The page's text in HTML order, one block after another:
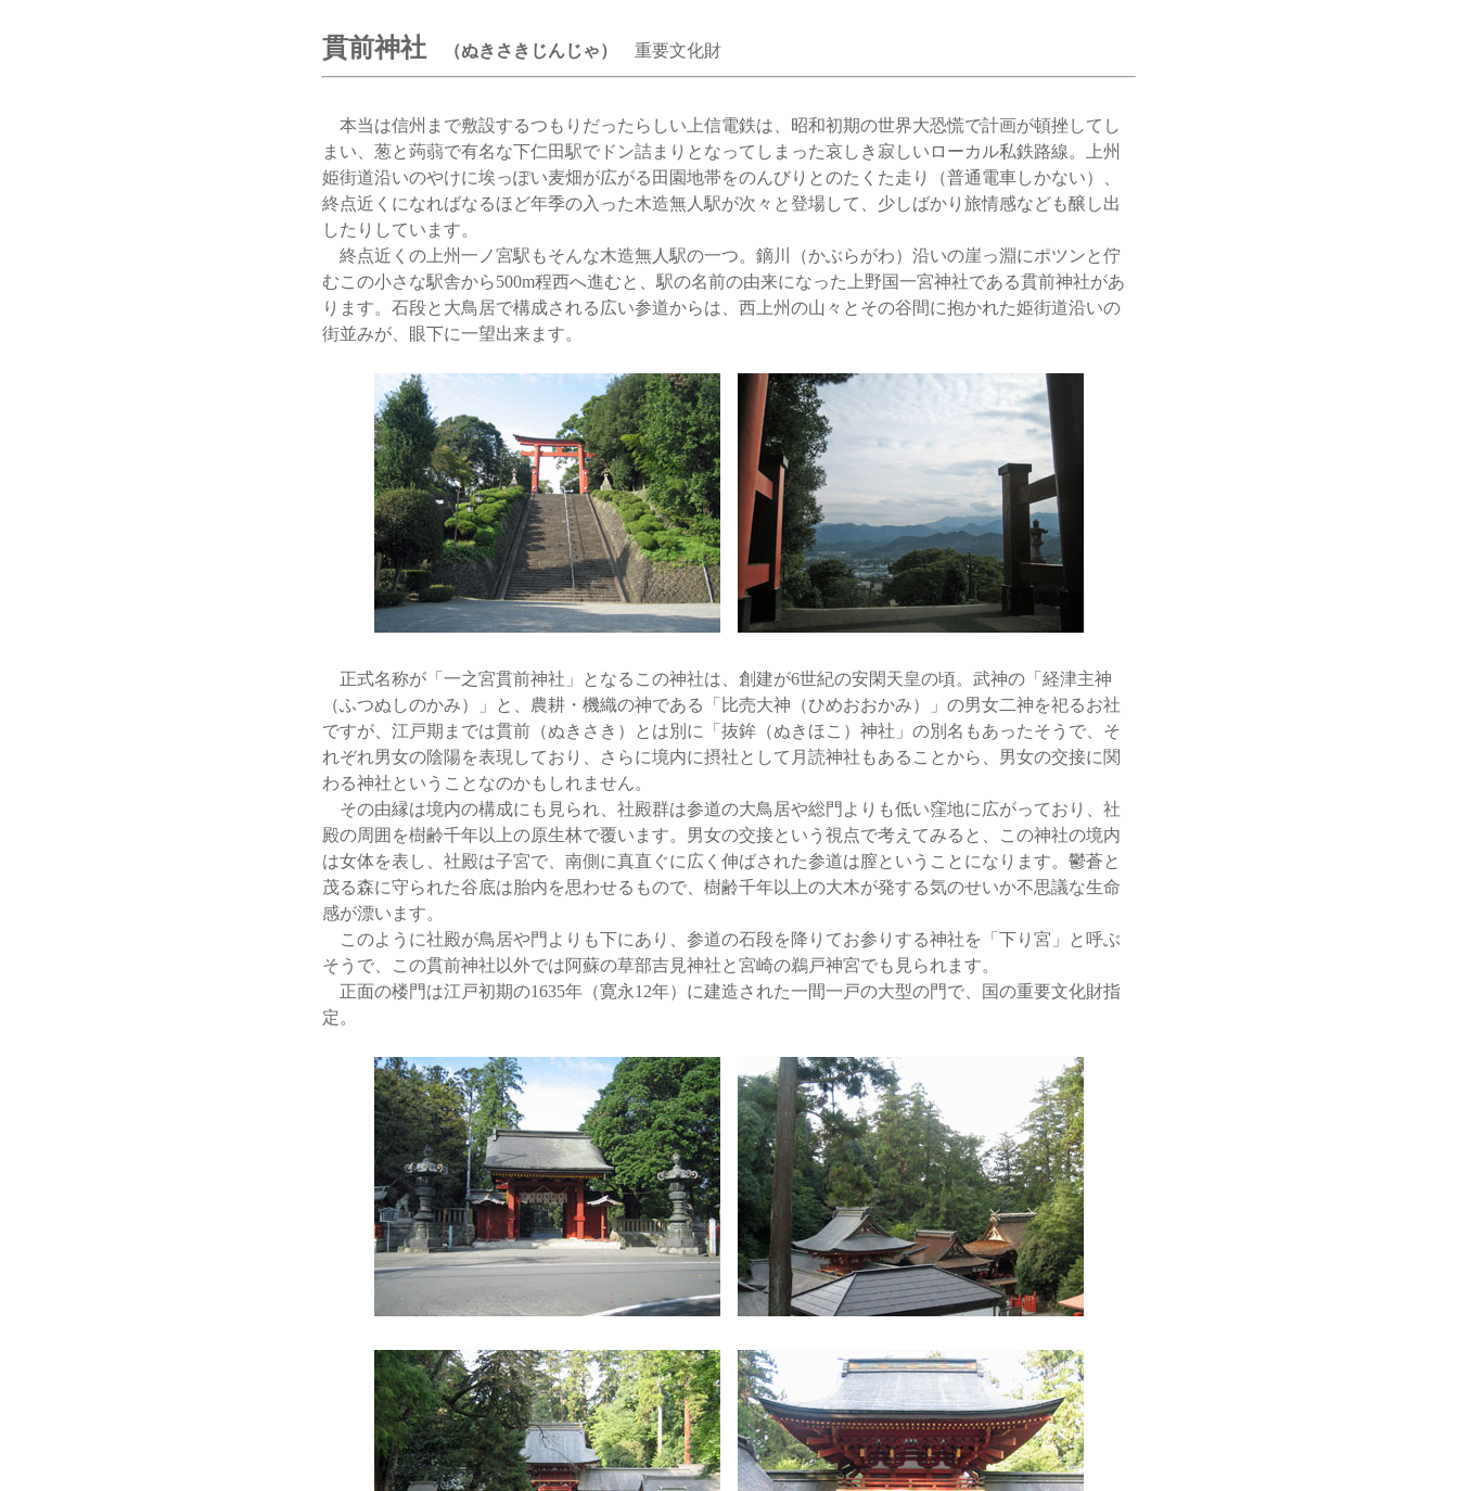
貫前神社 （ぬきさきじんじゃ） 重要文化財
本当は信州まで敷設するつもりだったらしい上信電鉄は、昭和初期の世界大恐慌で計画が頓挫してし
まい、葱と蒟蒻で有名な下仁田駅でドン詰まりとなってしまった哀しき寂しいローカル私鉄路線。上州
姫街道沿いのやけに埃っぽい麦畑が広がる田園地帯をのんびりとのたくた走り（普通電車しかない）、
終点近くになればなるほど年季の入った木造無人駅が次々と登場して、少しばかり旅情感なども醸し出
したりしています。
終点近くの上州一ノ宮駅もそんな木造無人駅の一つ。鏑川（かぶらがわ）沿いの崖っ淵にポツンと佇
むこの小さな駅舎から500m程西へ進むと、駅の名前の由来になった上野国一宮神社である貫前神社があ
ります。石段と大鳥居で構成される広い参道からは、西上州の山々とその谷間に抱かれた姫街道沿いの
街並みが、眼下に一望出来ます。
正式名称が「一之宮貫前神社」となるこの神社は、創建が6世紀の安閑天皇の頃。武神の「経津主神
（ふつぬしのかみ）」と、農耕・機織の神である「比売大神（ひめおおかみ）」の男女二神を祀るお社
ですが、江戸期までは貫前（ぬきさき）とは別に「抜鉾（ぬきほこ）神社」の別名もあったそうで、そ
れぞれ男女の陰陽を表現しており、さらに境内に摂社として月読神社もあることから、男女の交接に関
わる神社ということなのかもしれません。
その由縁は境内の構成にも見られ、社殿群は参道の大鳥居や総門よりも低い窪地に広がっており、社
殿の周囲を樹齢千年以上の原生林で覆います。男女の交接という視点で考えてみると、この神社の境内
は女体を表し、社殿は子宮で、南側に真直ぐに広く伸ばされた参道は膣ということになります。鬱蒼と
茂る森に守られた谷底は胎内を思わせるもので、樹齢千年以上の大木が発する気のせいか不思議な生命
感が漂います。
このように社殿が鳥居や門よりも下にあり、参道の石段を降りてお参りする神社を「下り宮」と呼ぶ
そうで、この貫前神社以外では阿蘇の草部吉見神社と宮崎の鵜戸神宮でも見られます。
正面の楼門は江戸初期の1635年（寛永12年）に建造された一間一戸の大型の門で、国の重要文化財指
定。